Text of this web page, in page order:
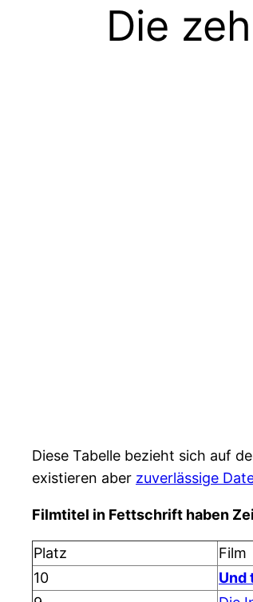
Die
Diese Tabelle bezieht sich auf
existieren aber zuverlässige
Filmtitel in Fettschrift haben
Platz Film
10
Und